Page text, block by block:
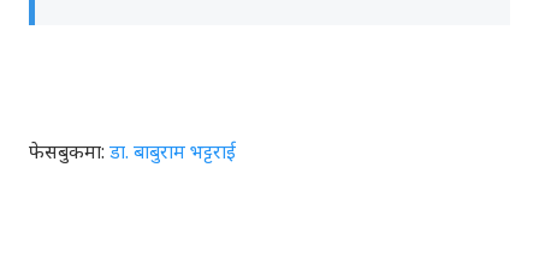
फेसबुकमा: डा. बाबुराम भट्टराई